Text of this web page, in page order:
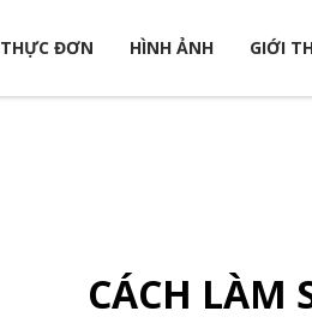
THỰC ĐƠN HÌNH ẢNH GIỚI
CÁCH LÀM